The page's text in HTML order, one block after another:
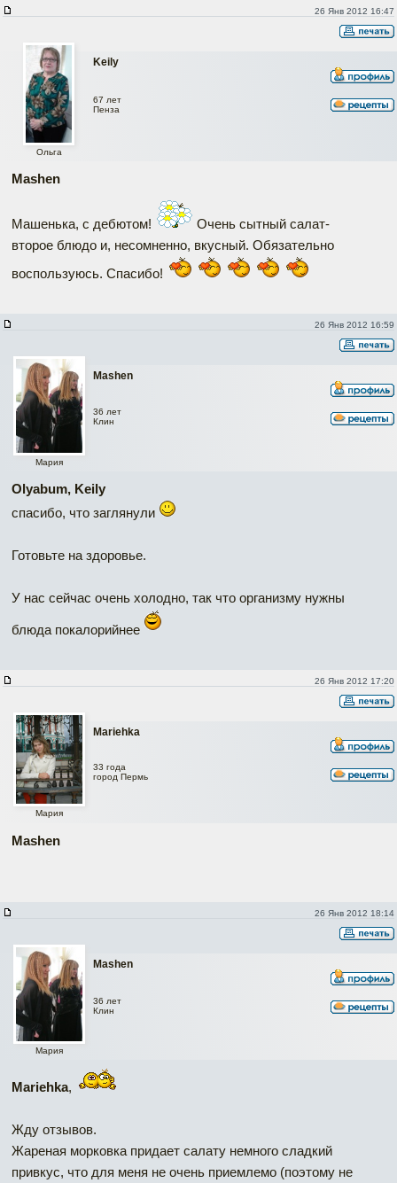
26 Янв 2012 16:47
Keily
Ольга
67 лет
Пенза
Mashen
Машенька, с дебютом!
Очень сытный салат-
второе блюдо и, несомненно, вкусный. Обязательно
воспользуюсь. Спасибо!
26 Янв 2012 16:59
Mashen
Мария
36 лет
Клин
Olyabum, Keily
спасибо, что заглянули
Готовьте на здоровье.
У нас сейчас очень холодно, так что организму нужны
блюда покалорийнее
26 Янв 2012 17:20
Mariehka
Мария
33 года
город Пермь
Mashen
26 Янв 2012 18:14
Mashen
Мария
36 лет
Клин
Mariehka,
Жду отзывов.
Жареная морковка придает салату немного сладкий
привкус, что для меня не очень приемлемо (поэтому не